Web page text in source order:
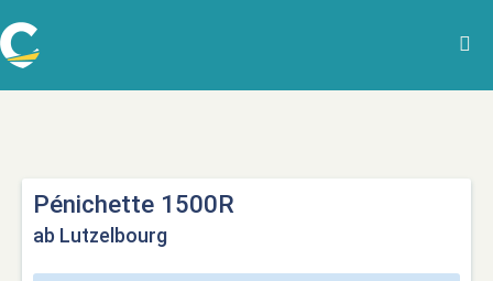
Pénichette 1500R
ab Lutzelbourg